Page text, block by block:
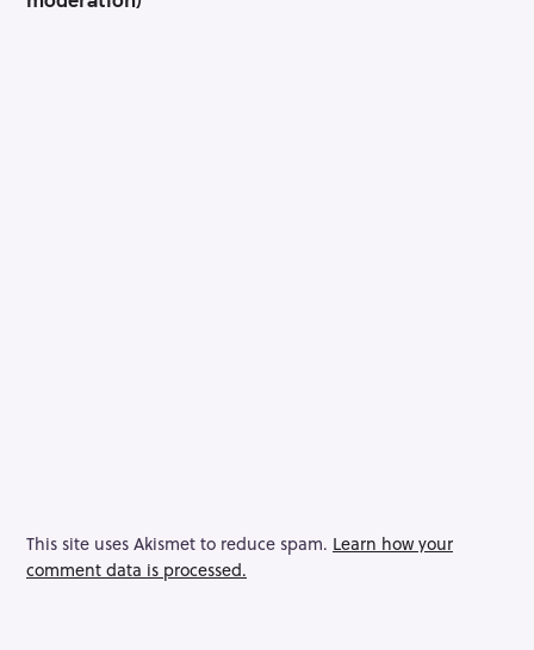
This site uses Akismet to reduce spam. Learn how your
comment data is processed.